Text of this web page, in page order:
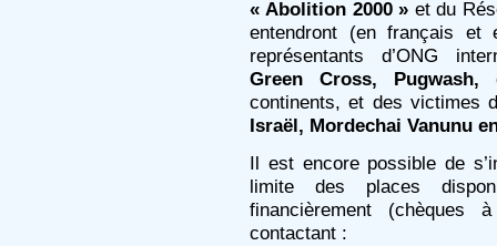
« Abolition 2000 » et du
entendront (en français et
représentants d’ONG
Green Cross, Pugwash,
continents, et des victimes
Israël, Mordechai Vanunu
Il est encore possible de
limite des places
financièrement
contactant :